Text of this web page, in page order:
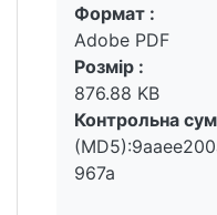
площі водного
прибережної
ґрунтів і зміни в
Також
місць нересту
активізацію
загальне
Вантажиться...
Формат :
Adobe PDF
Розмір :
876.88 KB
Контрольна
967a